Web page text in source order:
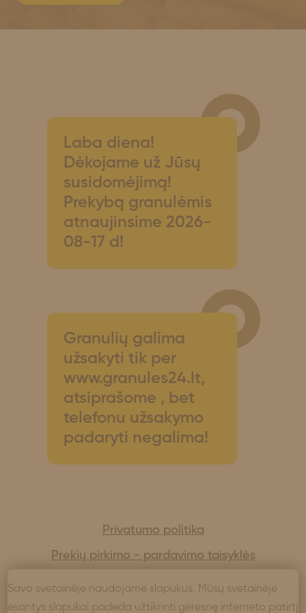
Laba diena!
Dėkojame už Jūsų
susidomėjimą!
Prekybą granulėmis
atnaujinsime 2026-
08-17 d!
Granulių galima
užsakyti tik per
www.granules24.lt,
atsiprašome , bet
telefonu užsakymo
padaryti negalima!
Privatumo politika
Prekių pirkimo - pardavimo taisyklės
Lankytojų instruktavimas
Savo svetainėje naudojame slapukus. Mūsų svetainėje
esantys slapukai padeda užtikrinti geresnę interneto patirtį